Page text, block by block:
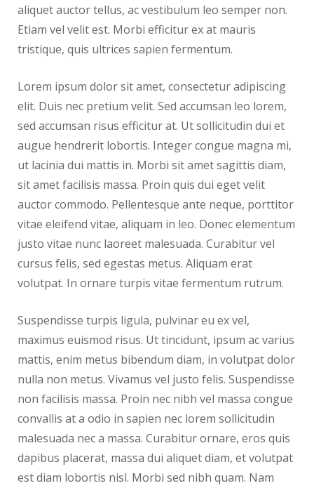
aliquet auctor tellus, ac vestibulum leo semper non.
Etiam vel velit est. Morbi efficitur ex at mauris
tristique, quis ultrices sapien fermentum.
Lorem ipsum dolor sit amet, consectetur adipiscing
elit. Duis nec pretium velit. Sed accumsan leo lorem,
sed accumsan risus efficitur at. Ut sollicitudin dui et
augue hendrerit lobortis. Integer congue magna mi,
ut lacinia dui mattis in. Morbi sit amet sagittis diam,
sit amet facilisis massa. Proin quis dui eget velit
auctor commodo. Pellentesque ante neque, porttitor
vitae eleifend vitae, aliquam in leo. Donec elementum
justo vitae nunc laoreet malesuada. Curabitur vel
cursus felis, sed egestas metus. Aliquam erat
volutpat. In ornare turpis vitae fermentum rutrum.
Suspendisse turpis ligula, pulvinar eu ex vel,
maximus euismod risus. Ut tincidunt, ipsum ac varius
mattis, enim metus bibendum diam, in volutpat dolor
nulla non metus. Vivamus vel justo felis. Suspendisse
non facilisis massa. Proin nec nibh vel massa congue
convallis at a odio in sapien nec lorem sollicitudin
malesuada nec a massa. Curabitur ornare, eros quis
dapibus placerat, massa dui aliquet diam, et volutpat
est diam lobortis nisl. Morbi sed nibh quam. Nam